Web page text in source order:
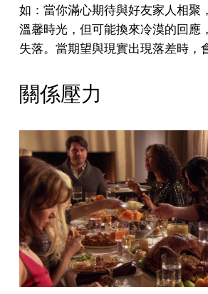
如：當你滿心期待與好友家人相聚
溫馨時光，但可能換來冷漠的回應
失落。當期望與現實出現落差時，
關係壓力